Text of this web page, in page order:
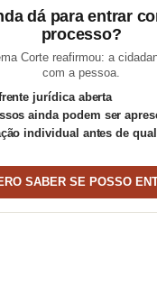
dá para entrar
processo?
Corte reafirmou: a
com a pessoa.
jurídica aberta
ainda podem ser
individual antes de
SABER SE POSSO